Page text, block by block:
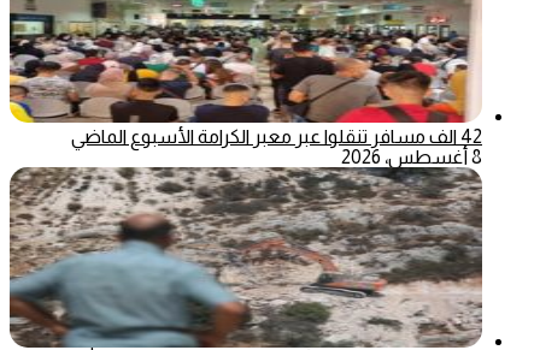
42 الف مسافر تنقلوا عبر معبر الكرامة الأسبوع الماضي
8 أغسطس، 2026